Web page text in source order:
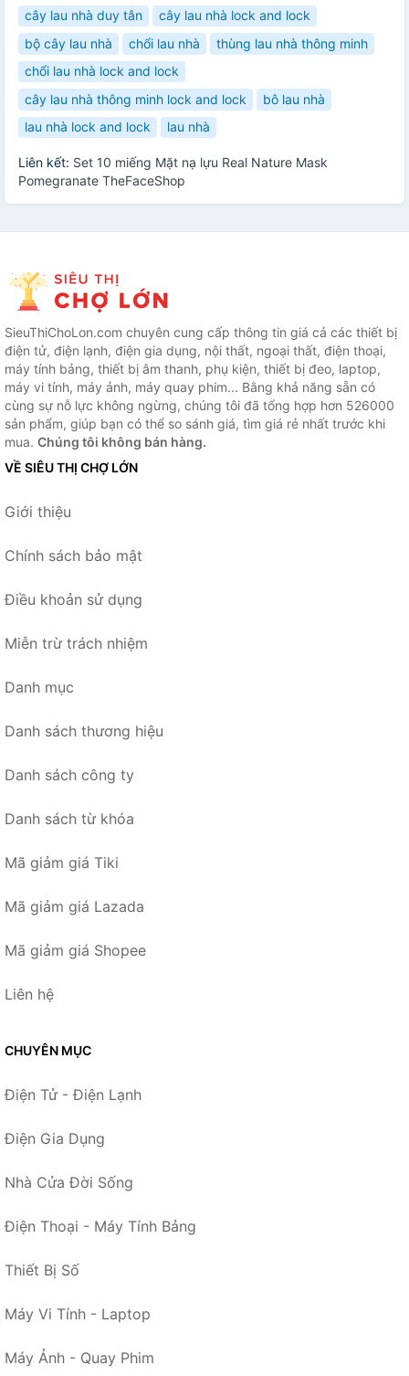
cây lau nhà duy tân
cây lau nhà lock and lock
bộ cây lau nhà
chổi lau nhà
thùng lau nhà thông minh
chổi lau nhà lock and lock
cây lau nhà thông minh lock and lock
bô lau nhà
lau nhà lock and lock
lau nhà
Liên kết: Set 10 miếng Mặt nạ lựu Real Nature Mask
Pomegranate TheFaceShop
SieuThiChoLon.com chuyên cung cấp thông tin giá cả các thiết bị
điện tử, điện lạnh, điện gia dụng, nội thất, ngoại thất, điện thoại,
máy tính bảng, thiết bị âm thanh, phụ kiện, thiết bị đeo, laptop,
máy vi tính, máy ảnh, máy quay phim... Bằng khả năng sẵn có
cùng sự nỗ lực không ngừng, chúng tôi đã tổng hợp hơn 526000
sản phẩm, giúp bạn có thể so sánh giá, tìm giá rẻ nhất trước khi
mua. Chúng tôi không bán hàng.
VỀ SIÊU THỊ CHỢ LỚN
Giới thiệu
Chính sách bảo mật
Điều khoản sử dụng
Miễn trừ trách nhiệm
Danh mục
Danh sách thương hiệu
Danh sách công ty
Danh sách từ khóa
Mã giảm giá Tiki
Mã giảm giá Lazada
Mã giảm giá Shopee
Liên hệ
CHUYÊN MỤC
Điện Tử - Điện Lạnh
Điện Gia Dụng
Nhà Cửa Đời Sống
Điện Thoại - Máy Tính Bảng
Thiết Bị Số
Máy Vi Tính - Laptop
Máy Ảnh - Quay Phim